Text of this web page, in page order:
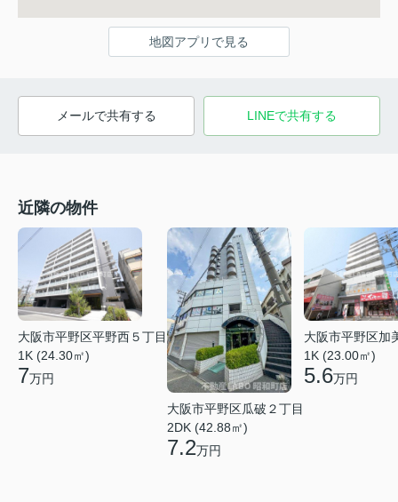
地図アプリで見る
メールで共有する LINEで共有する
近隣の物件
大阪市平野区平野西５丁目
1K (24.30㎡)
7万円
大阪市平野区瓜破２丁目
2DK (42.88㎡)
7.2万円
大阪市平野区加
1K (23.00㎡)
5.6万円